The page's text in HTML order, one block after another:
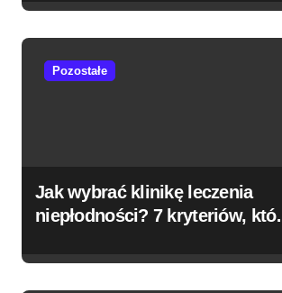
Pozostałe
Jak wybrać klinikę leczenia
niepłodności? 7 kryteriów,